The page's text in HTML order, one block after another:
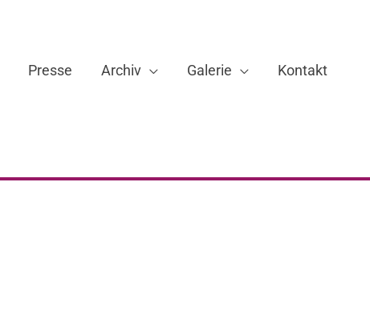
Presse Archiv Galerie Kontakt